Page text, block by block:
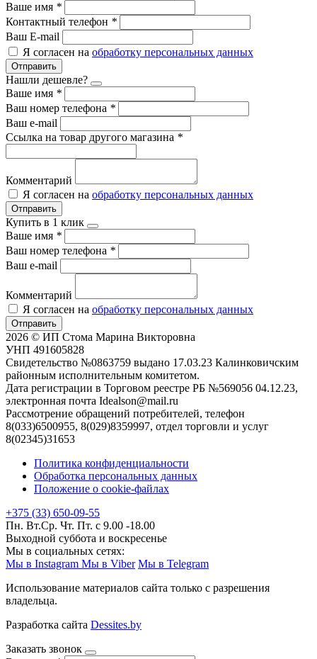
Ваше имя *
Контактный телефон *
Ваш E-mail
Я согласен на обработку персональных данных
Отправить
Нашли дешевле?
Ваше имя *
Ваш номер телефона *
Ваш e-mail
Ссылка на товар другого магазина *
Комментарий
Я согласен на обработку персональных данных
Отправить
Купить в 1 клик
Ваше имя *
Ваш номер телефона *
Ваш e-mail
Комментарий
Я согласен на обработку персональных данных
Отправить
2026 © ИП Стома Марина Викторовна
УНП 491605828
Свидетельство №0863759 выдано 17.03.23 Калинковичским
районным исполнительным комитетом.
Дата регистрации в Торговом реестре РБ №569056 04.12.23,
электронная почта Idealson@mail.ru
Рассмотрение обращений потребителей, телефон
8(033)6500955, 8(029)8359997, отдел торговли и услуг
8(02345)31653
Политика конфиденциальности
Обработка персональных данных
Положение о cookie-файлах
+375 (33) 650-09-55
Пн. Вт.Ср. Чт. Пт. с 9.00 -18.00
Выходной суббота и воскресенье
Мы в социальных сетях:
Мы в Instagram Мы в Viber Мы в Telegram
Использование материалов сайта только с разрешения
владельца.
Разработка сайта Dessites.by
Заказать звонок